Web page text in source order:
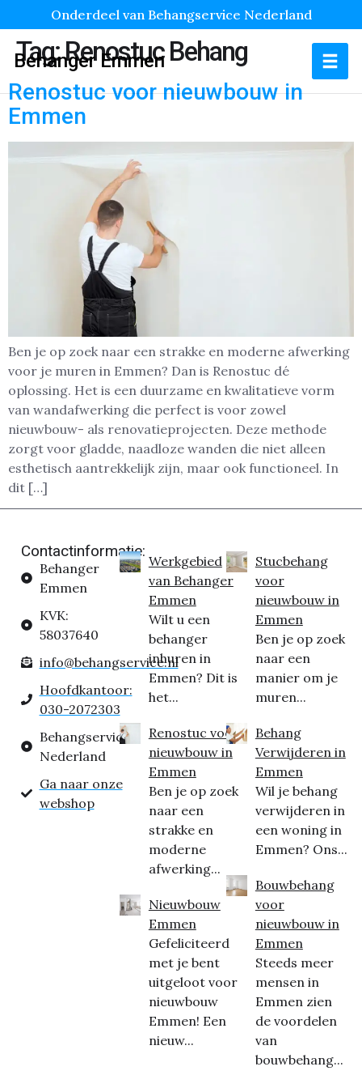
Onderdeel van Behangservice Nederland
Behanger Emmen
Tag:Renostuc Behang
Renostuc voor nieuwbouw in
Emmen
Ben je op zoek naar een strakke en moderne afwerking
voor je muren in Emmen? Dan is Renostuc dé
oplossing. Het is een duurzame en kwalitatieve vorm
van wandafwerking die perfect is voor zowel
nieuwbouw- als renovatieprojecten. Deze methode
zorgt voor gladde, naadloze wanden die niet alleen
esthetisch aantrekkelijk zijn, maar ook functioneel. In
dit […]
Contactinformatie:
Behanger
Emmen
KVK:
58037640
info@behangservice.nl
Hoofdkantoor:
030-2072303
Behangservice
Nederland
Ga naar onze
webshop
Werkgebied
van Behanger
Emmen
Wilt u een
behanger
inhuren in
Emmen? Dit is
het...
Renostuc voor
nieuwbouw in
Emmen
Ben je op zoek
naar een
strakke en
moderne
afwerking...
Nieuwbouw
Emmen
Gefeliciteerd
met je bent
uitgeloot voor
nieuwbouw
Emmen! Een
nieuw...
Stucbehang
voor
nieuwbouw in
Emmen
Ben je op zoek
naar een
manier om je
muren...
Behang
Verwijderen in
Emmen
Wil je behang
verwijderen in
een woning in
Emmen? Ons...
Bouwbehang
voor
nieuwbouw in
Emmen
Steeds meer
mensen in
Emmen zien
de voordelen
van
bouwbehang...